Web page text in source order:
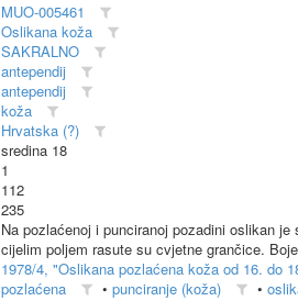
MUO-005461
Oslikana koža
SAKRALNO
antependij
antependij
koža
Hrvatska (?)
sredina 18
1
112
235
Na pozlaćenoj i punciranoj pozadini oslikan
cijelim poljem rasute su cvjetne grančice.
1978/4, "Oslikana pozlaćena koža od 16. do
pozlaćena • punciranje (koža) •